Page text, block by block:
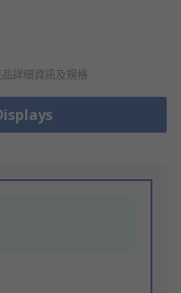
詳細資訊及規格